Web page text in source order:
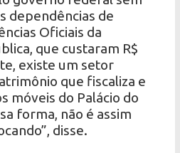
dependências de
Oficiais da
que custaram R$
existe um setor
que fiscaliza e
móveis do Palácio do
forma, não é assim
disse.